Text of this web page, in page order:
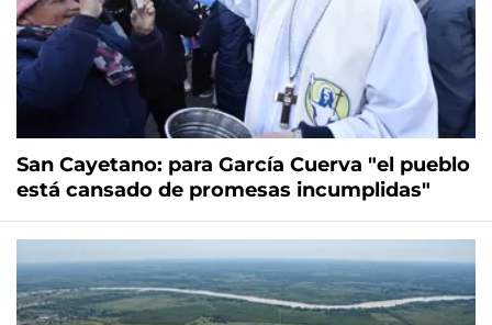
San Cayetano: para García Cuerva "el pueblo
está cansado de promesas incumplidas"